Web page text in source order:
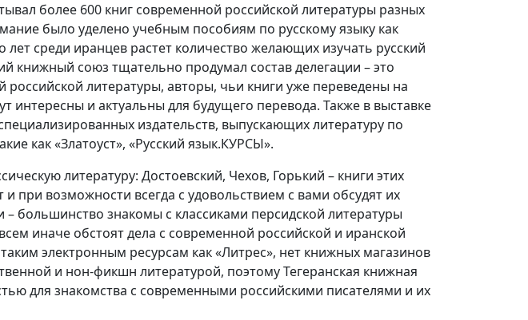
более 600 книг современной российской литературы разных
было уделено учебным пособиям по русскому языку как
среди иранцев растет количество желающих изучать русский
книжный союз тщательно продумал состав делегации – это
литературы, авторы, чьи книги уже переведены на
интересны и актуальны для будущего перевода. Также в выставке
издательств, выпускающих литературу по
как «Златоуст», «Русский язык.КУРСЫ».
литературу: Достоевский, Чехов, Горький – книги этих
при возможности всегда с удовольствием с вами обсудят их
– большинство знакомы с классиками персидской литературы
иначе обстоят дела с современной российской и иранской
электронным ресурсам как «Литрес», нет книжных магазинов
и нон-фикшн литературой, поэтому Тегеранская книжная
для знакомства с современными российскими писателями и их